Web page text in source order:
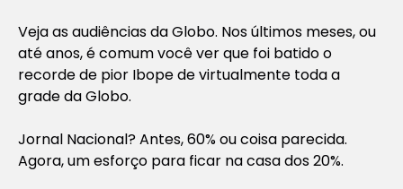
Veja as audiências da Globo. Nos últimos meses, ou
até anos, é comum você ver que foi batido o
recorde de pior Ibope de virtualmente toda a
grade da Globo.
Jornal Nacional? Antes, 60% ou coisa parecida.
Agora, um esforço para ficar na casa dos 20%.